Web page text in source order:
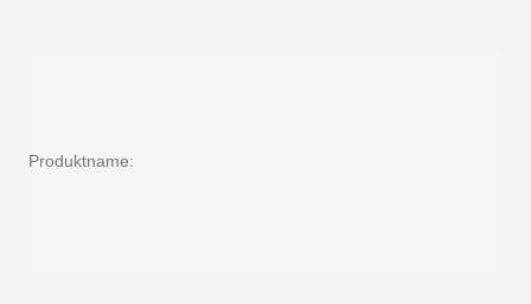
Produktname: